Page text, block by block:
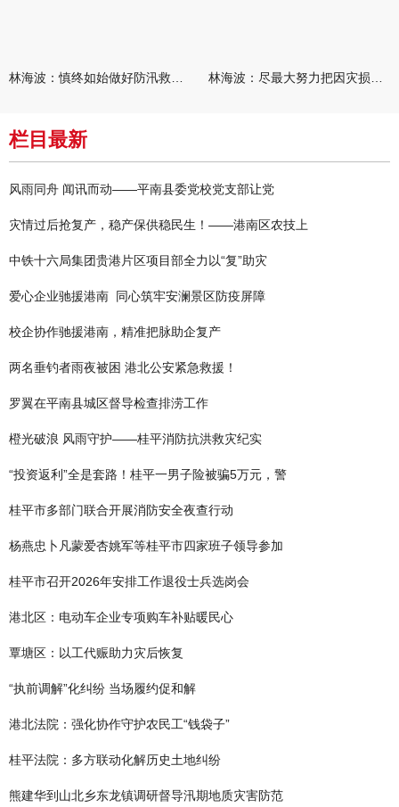
栏目最新
风雨同舟 闻讯而动——平南县委党校党支部让党
灾情过后抢复产，稳产保供稳民生！——港南区农技上
中铁十六局集团贵港片区项目部全力以“复”助灾
爱心企业驰援港南 同心筑牢安澜景区防疫屏障
校企协作驰援港南，精准把脉助企复产
两名垂钓者雨夜被困 港北公安紧急救援！
罗翼在平南县城区督导检查排涝工作
橙光破浪 风雨守护——桂平消防抗洪救灾纪实
“投资返利”全是套路！桂平一男子险被骗5万元，警
桂平市多部门联合开展消防安全夜查行动
杨燕忠卜凡蒙爱杏姚军等桂平市四家班子领导参加
桂平市召开2026年安排工作退役士兵选岗会
港北区：电动车企业专项购车补贴暖民心
覃塘区：以工代赈助力灾后恢复
“执前调解”化纠纷 当场履约促和解
港北法院：强化协作守护农民工“钱袋子”
桂平法院：多方联动化解历史土地纠纷
熊建华到山北乡东龙镇调研督导汛期地质灾害防范